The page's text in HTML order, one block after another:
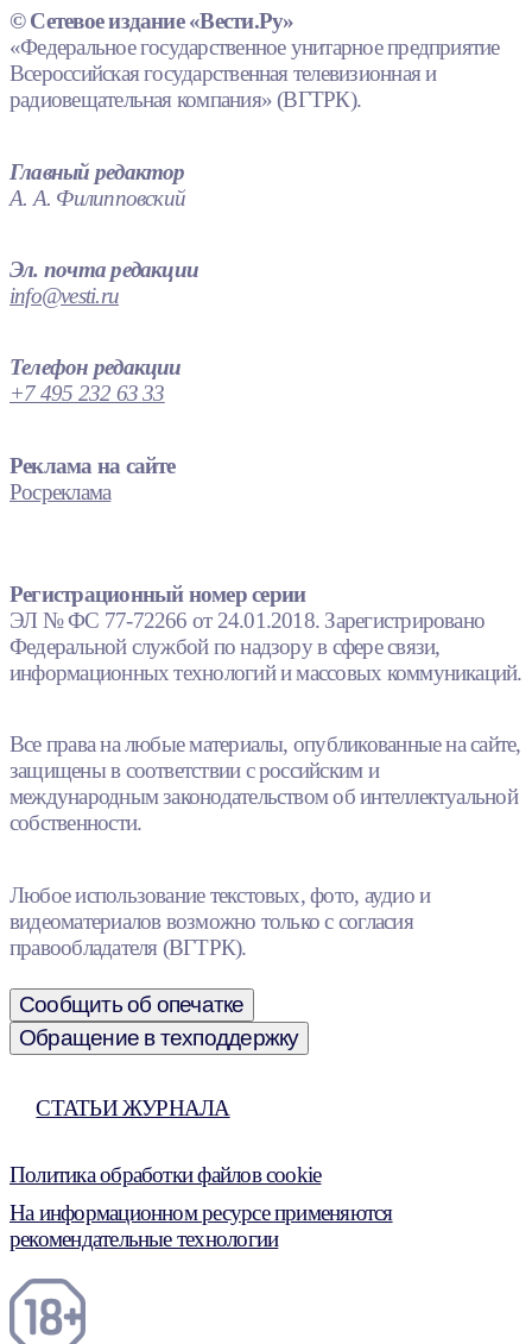
© Сетевое издание «Вести.Ру»
«Федеральное государственное унитарное предприятие
Всероссийская государственная телевизионная и
радиовещательная компания» (ВГТРК).
Главный редактор
А. А. Филипповский
Эл. почта редакции
info@vesti.ru
Телефон редакции
+7 495 232 63 33
Реклама на сайте
Росреклама
Регистрационный номер серии
ЭЛ № ФС 77-72266 от 24.01.2018. Зарегистрировано
Федеральной службой по надзору в сфере связи,
информационных технологий и массовых коммуникаций.
Все права на любые материалы, опубликованные на сайте,
защищены в соответствии с российским и
международным законодательством об интеллектуальной
собственности.
Любое использование текстовых, фото, аудио и
видеоматериалов возможно только с согласия
правообладателя (ВГТРК).
Сообщить об опечатке
Обращение в техподдержку
СТАТЬИ ЖУРНАЛА
Политика обработки файлов cookie
На информационном ресурсе применяются
рекомендательные технологии